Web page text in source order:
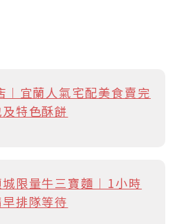
︱宜蘭人氣宅配美食賣完
特色酥餅
限量牛三寶麵︱1小時
排隊等待